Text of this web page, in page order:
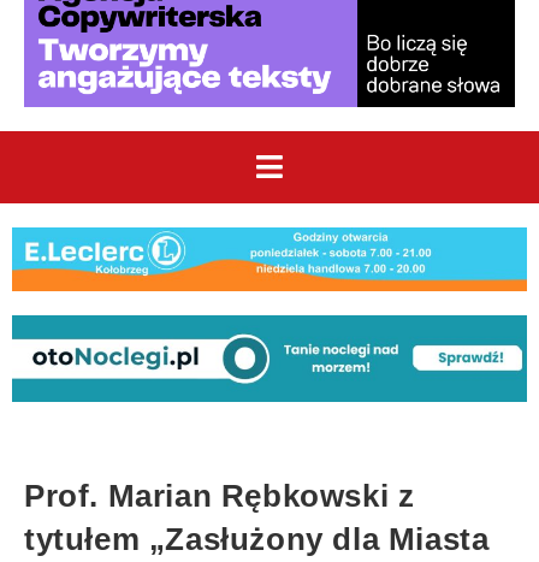
Prof. Marian Rębkowski z
tytułem „Zasłużony dla Miasta